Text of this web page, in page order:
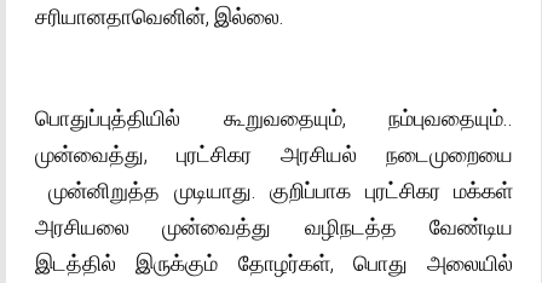
சரியானதாவெனின், இல்லை.
பொதுப்புத்தியில் கூறுவதையும், நம்புவதையும்..
முன்வைத்து, புரட்சிகர அரசியல் நடைமுறையை
முன்னிறுத்த முடியாது. குறிப்பாக புரட்சிகர மக்கள்
அரசியலை முன்வைத்து வழிநடத்த வேண்டிய
இடத்தில் இருக்கும் தோழர்கள், பொது அலையில்